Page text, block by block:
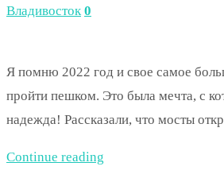
Владивосток 0
Я помню 2022 год и свое самое
пройти пешком. Это была мечта, с
надежда! Рассказали, что мосты
Continue reading